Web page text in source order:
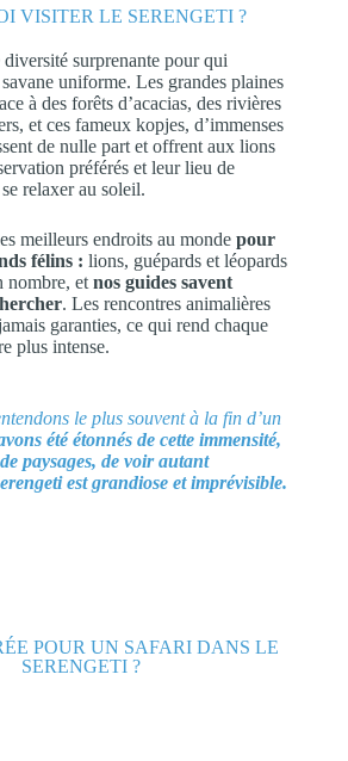
VISITER LE SERENGETI ?
diversité surprenante pour qui
uniforme. Les grandes plaines
à des forêts d’acacias, des rivières
et ces fameux kopjes, d’immenses
de nulle part et offrent aux lions
préférés et leur lieu de
relaxer au soleil.
meilleurs endroits au mondepour
félins : lions, guépards et léopards
nombre, et nos guides savent
. Les rencontres animalières
garanties, ce qui rend chaque
plus intense.
le plus souvent à la fin d’un
été étonnés de cette immensité,
paysages, de voir autant
est grandiose et imprévisible.
POUR UN SAFARI DANS LE
SERENGETI ?